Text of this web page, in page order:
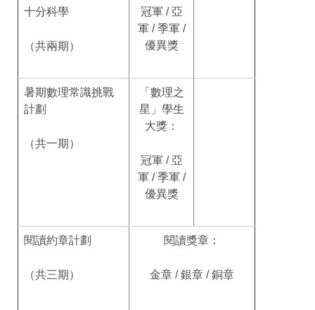
十分科學
（共兩期）
冠軍 / 亞
軍 / 季軍 /
優異獎
暑期數理常識挑戰
計劃
（共一期）
「數理之
星」學生
大獎：
冠軍 / 亞
軍 / 季軍 /
優異獎
閱讀約章計劃
（共三期）
閱讀獎章：
金章 / 銀章 / 銅章